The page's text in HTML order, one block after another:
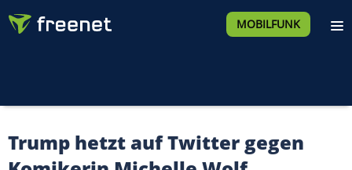
MOBILFUNK
Trump hetzt auf Twitter gegen